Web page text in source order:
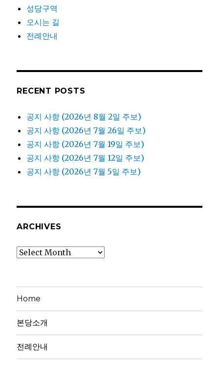
성당구역
오시는 길
전례안내
RECENT POSTS
공지 사항 (2026년 8월 2일 주보)
공지 사항 (2026년 7월 26일 주보)
공지 사항 (2026년 7월 19일 주보)
공지 사항 (2026년 7월 12일 주보)
공지 사항 (2026년 7월 5일 주보)
ARCHIVES
Archives
Home
본당소개
전례안내